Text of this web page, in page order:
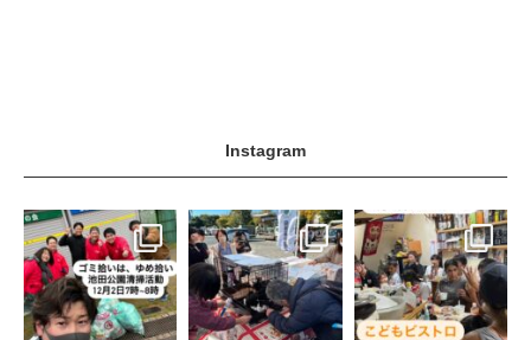
Instagram